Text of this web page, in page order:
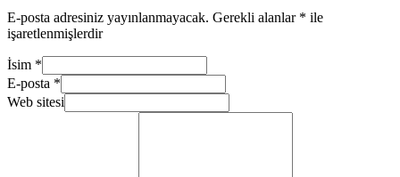
E-posta adresiniz yayınlanmayacak. Gerekli alanlar * ile
işaretlenmişlerdir
İsim *
E-posta *
Web sitesi